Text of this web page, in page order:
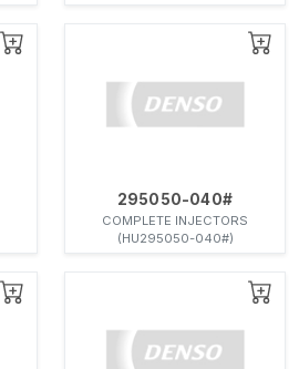
295050-040#
COMPLETE INJECTORS
(HU295050-040#)